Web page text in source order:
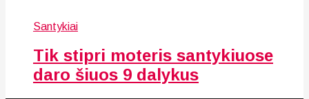
Santykiai
Tik stipri moteris santykiuose
daro šiuos 9 dalykus